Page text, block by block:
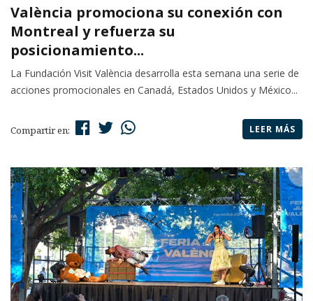
València promociona su conexión con
Montreal y refuerza su
posicionamiento...
La Fundación Visit València desarrolla esta semana una serie de
acciones promocionales en Canadá, Estados Unidos y México...
Compartir en: LEER MÁS